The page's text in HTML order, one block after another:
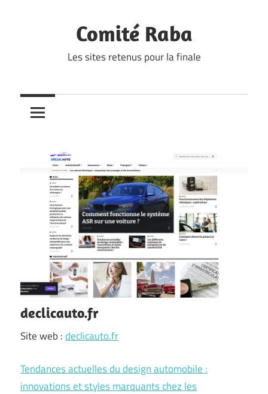
Comité Raba
Les sites retenus pour la finale
declicauto.fr
Site web :declicauto.fr
Tendances actuelles du design automobile :
innovations et styles marquants chez les